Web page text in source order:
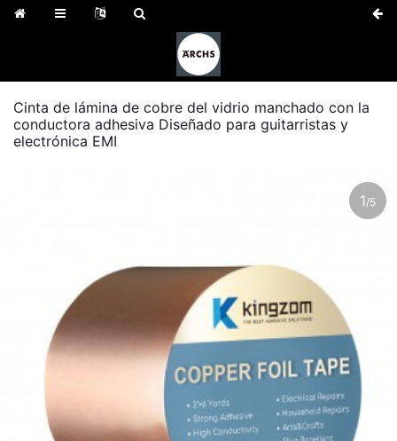
Cinta de lámina de cobre del vidrio manchado con la
conductora adhesiva Diseñado para guitarristas y
electrónica EMI
1 /5